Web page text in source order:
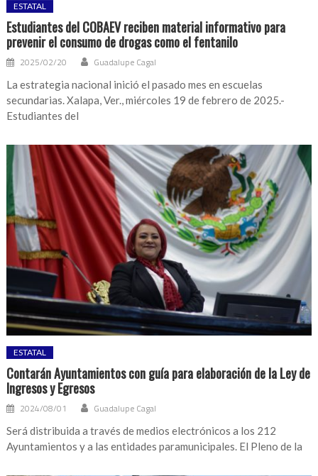
ESTATAL
Estudiantes del COBAEV reciben material informativo para
prevenir el consumo de drogas como el fentanilo
2025/02/20 Guadalupe Cagal
La estrategia nacional inició el pasado mes en escuelas
secundarias. Xalapa, Ver., miércoles 19 de febrero de 2025.-
Estudiantes del
ESTATAL
Contarán Ayuntamientos con guía para elaboración de la Ley de
Ingresos y Egresos
2024/08/01 Guadalupe Cagal
Será distribuida a través de medios electrónicos a los 212
Ayuntamientos y a las entidades paramunicipales. El Pleno de la